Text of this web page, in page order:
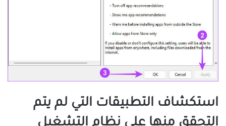
استكشاف التطبيقات التي لم يتم